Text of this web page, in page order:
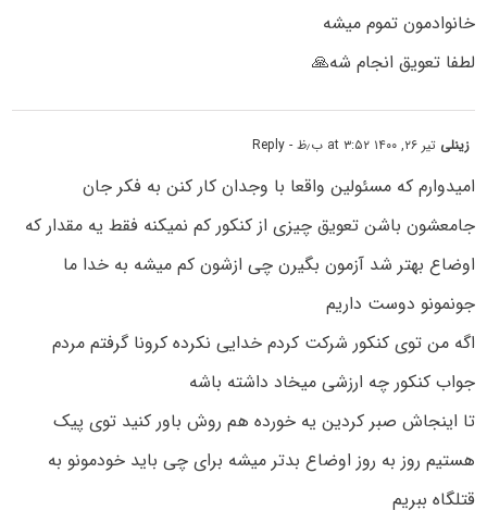
خانوادمون تموم میشه
لطفا تعویق انجام شه🙏
زینلی تیر ۲۶, ۱۴۰۰ at ۳:۵۲ ب٫ظ - Reply
امیدوارم که مسئولین واقعا با وجدان کار کنن به فکر جان
جامعشون باشن تعویق چیزی از کنکور کم نمیکنه فقط یه مقدار که
اوضاع بهتر شد آزمون بگیرن چی ازشون کم میشه به خدا ما
جونمونو دوست داریم
اگه من توی کنکور شرکت کردم خدایی نکرده کرونا گرفتم مردم
جواب کنکور چه ارزشی میخاد داشته باشه
تا اینجاش صبر کردین یه خورده هم روش باور کنید توی پیک
هستیم روز به روز اوضاع بدتر میشه برای چی باید خودمونو به
قتلگاه ببریم